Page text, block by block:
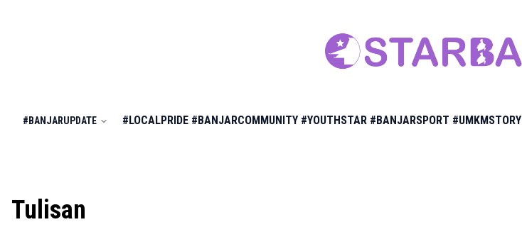
#BANJARUPDATE #LOCALPRIDE #BANJARCOMMUNITY #YOUTHSTAR #BANJARSPORT #UMKMSTORY
Tulisan